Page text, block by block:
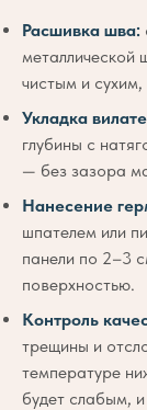
Расшивка шва:
чистым и
Укладка
глубины с
— без зазора
Нанесение
шпателем или
панели по 2–3
поверхностью.
Контроль
трещины и
температуре
будет слабым,